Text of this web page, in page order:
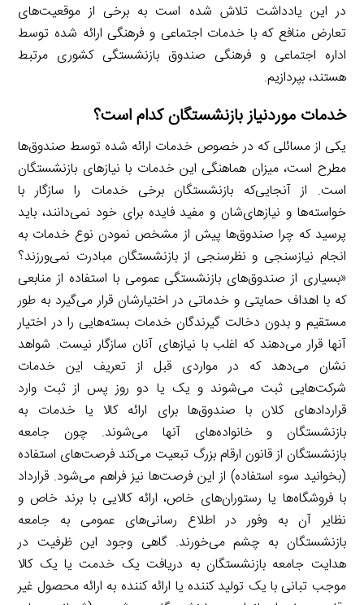
در این یادداشت تلاش شده است به برخی از موقعیت‌های
تعارض منافع که با خدمات اجتماعی و فرهنگی ارائه شده توسط
اداره اجتماعی و فرهنگی صندوق بازنشستگی کشوری مرتبط
هستند، بپردازیم.
خدمات موردنیاز بازنشستگان کدام است؟
یکی از مسائلی که در خصوص خدمات ارائه شده توسط صندوق‌ها
مطرح است، میزان هماهنگی این خدمات با نیازهای بازنشستگان
است. از آنجایی‌که بازنشستگان برخی خدمات را سازگار با
خواسته‌ها و نیازهای‌شان و مفید فایده برای خود نمی‌دانند، باید
پرسید که چرا صندوق‌ها پیش از مشخص نمودن نوع خدمات به
انجام نیازسنجی و نظرسنجی از بازنشستگان مبادرت نمی‌ورزند؟
«بسیاری از صندوق‌های بازنشستگی عمومی با استفاده از منابعی
که با اهداف حمایتی و خدماتی در اختیارشان قرار می‌گیرد به طور
مستقیم و بدون دخالت گیرندگان خدمات بسته‌هایی را در اختیار
آنها قرار می‌دهند که اغلب با نیازهای آنان سازگار نیست. شواهد
نشان می‌دهد که در مواردی قبل از تعریف این خدمات
شرکت‌هایی ثبت می‌شوند و یک یا دو روز پس از ثبت وارد
قراردادهای کلان با صندوق‌ها برای ارائه کالا یا خدمات به
بازنشستگان و خانواده‌های آنها می‌شوند. چون جامعه
بازنشستگان از قانون ارقام بزرگ تبعیت می‌کند فرصت‌های استفاده
(بخوانید سوء استفاده) از این فرصت‌ها نیز فراهم می‌شود. قرارداد
با فروشگاه‌ها یا رستوران‌های خاص، ارائه کالایی با برند خاص و
نظایر آن به وفور در اطلاع رسانی‌های عمومی به جامعه
بازنشستگان به چشم می‌خورند. گاهی وجود این ظرفیت در
هدایت جامعه بازنشستگان به دریافت یک خدمت یا یک کالا
موجب تبانی با یک تولید کننده یا ارائه کننده به ارائه محصول غیر